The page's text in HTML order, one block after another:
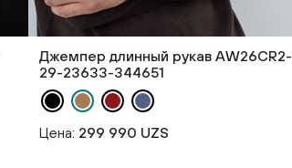
Джемпер длинный рукав AW26CR2-
29-23633-344651
Цена: 299 990 UZS